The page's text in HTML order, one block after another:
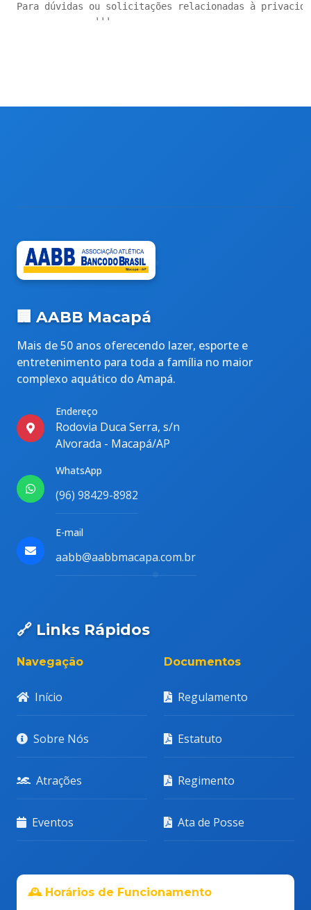
Para dúvidas ou solicitações relacionadas à
🏢 AABB Macapá
Mais de 50 anos oferecendo lazer, esporte e
entretenimento para toda a família no maior
complexo aquático do Amapá.
Endereço
Rodovia Duca Serra, s/n
Alvorada - Macapá/AP
WhatsApp
(96) 98429-8982
E-mail
aabb@aabbmacapa.com.br
🔗 Links Rápidos
Navegação
Início
Sobre Nós
Atrações
Eventos
Documentos
Regulamento
Estatuto
Regimento
Ata de Posse
🕰️ Horários de Funcionamento